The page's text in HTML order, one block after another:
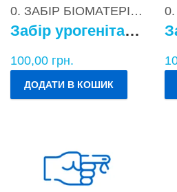
0. ЗАБІР БІОМАТЕРІАЛІВ
Забір урогенітального БМ у чоловіків
100,00 грн.
ДОДАТИ В КОШИК